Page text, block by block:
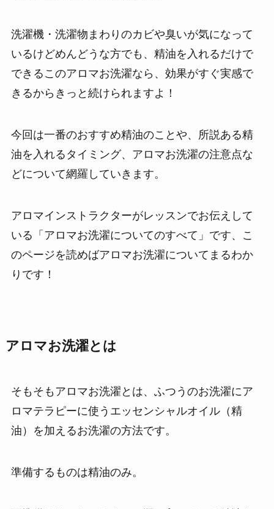
洗濯機・洗濯物まわりのカビや臭いが気になって
いるけどめんどうな方でも、精油を入れるだけで
できるこのアロマお洗濯なら、効果がすぐ実感で
きるからきっと続けられますよ！
今回は一番のおすすめ精油のことや、所説ある精
油を入れるタイミング、アロマお洗濯の注意点な
どについて網羅していきます。
アロマインストラクターがレッスンでお伝えして
いる「アロマお洗濯についてのすべて」です、こ
のページを読めばアロマお洗濯についてまるわか
りです！
アロマお洗濯とは
そもそもアロマお洗濯とは、ふつうのお洗濯にア
ロマテラピーに使うエッセンシャルオイル（精
油）を加えるお洗濯の方法です。
準備するものは精油のみ。